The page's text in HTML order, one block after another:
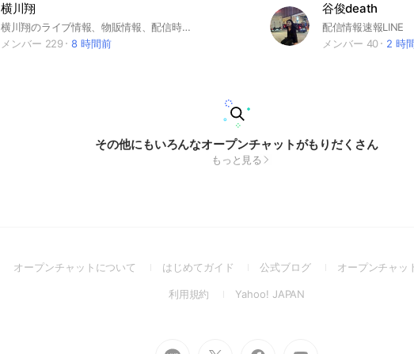
横川翔
横川翔のライブ情報、物販情報、配信時間など先行で色んな情報をお伝えします！
メンバー 229
8 時間前
谷俊death
配信情報速報LINE
メンバー 40
2 時
その他にもいろんなオープンチャットがもりだくさん
もっと見る
オープンチャットについて
(Openはじめてガイド
(Open
a
公式ブログ
(Openオープンチャッ
利用規約
(OpenYahoo! JAPAN
Go Go Go